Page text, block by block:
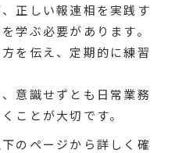
正しい報連相を実践す
学ぶ必要があります。
を伝え、定期的に練習
意識せずとも日常業務
ことが大切です。
のページから詳しく確